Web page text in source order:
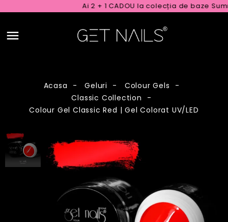
Ai 2 + 1 CADOU la colecția de baze
Acasa Geluri
Colour Gels
Classic Collection
Colour Gel Classic Red | Gel Colorat UV/LED